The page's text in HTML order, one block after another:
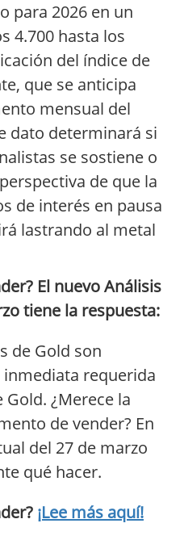
para 2026 en un
4.700 hasta los
del índice de
que se anticipa
mensual del
dato determinará si
se sostiene o
de que la
de interés en pausa
lastrando al metal
El nuevo Análisis
tiene la respuesta:
de Gold son
requerida
¿Merece la
de vender? En
del 27 de marzo
qué hacer.
¡Lee más aquí!